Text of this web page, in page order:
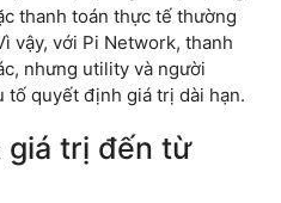
thanh toán thực tế thường
vậy, với Pi Network, thanh
nhưng utility và người
tố quyết định giá trị dài hạn.
giá trị đến từ